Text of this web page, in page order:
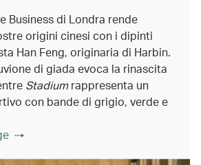
Business di Londra rende
origini cinesi con i dipinti
Han Feng, originaria di Harbin.
di giada evoca la rinascita
Stadiumrappresenta un
con bande di grigio, verde e